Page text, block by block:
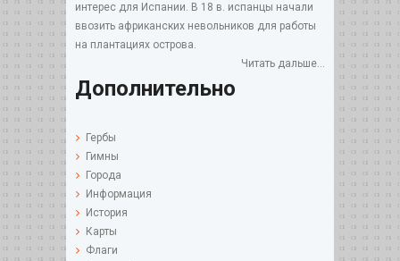
интерес для Испании. В 18 в. испанцы начали
ввозить африканских невольников для работы
на плантациях острова.
Читать дальше...
Дополнительно
Гербы
Гимны
Города
Информация
История
Карты
Флаги